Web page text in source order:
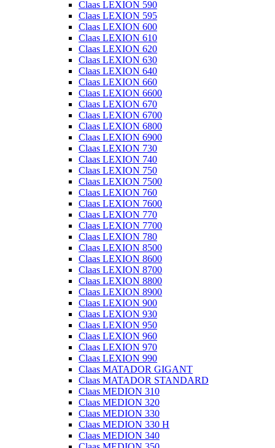
Claas LEXION 590
Claas LEXION 595
Claas LEXION 600
Claas LEXION 610
Claas LEXION 620
Claas LEXION 630
Claas LEXION 640
Claas LEXION 660
Claas LEXION 6600
Claas LEXION 670
Claas LEXION 6700
Claas LEXION 6800
Claas LEXION 6900
Claas LEXION 730
Claas LEXION 740
Claas LEXION 750
Claas LEXION 7500
Claas LEXION 760
Claas LEXION 7600
Claas LEXION 770
Claas LEXION 7700
Claas LEXION 780
Claas LEXION 8500
Claas LEXION 8600
Claas LEXION 8700
Claas LEXION 8800
Claas LEXION 8900
Claas LEXION 900
Claas LEXION 930
Claas LEXION 950
Claas LEXION 960
Claas LEXION 970
Claas LEXION 990
Claas MATADOR GIGANT
Claas MATADOR STANDARD
Claas MEDION 310
Claas MEDION 320
Claas MEDION 330
Claas MEDION 330 H
Claas MEDION 340